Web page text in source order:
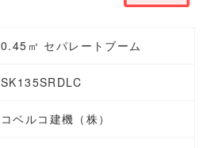
0.45㎥ セパレートブーム
SK135SRDLC
コベルコ建機（株）